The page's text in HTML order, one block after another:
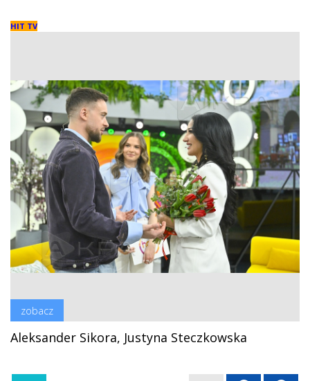
HIT TV
zobacz
Aleksander Sikora, Justyna Steczkowska